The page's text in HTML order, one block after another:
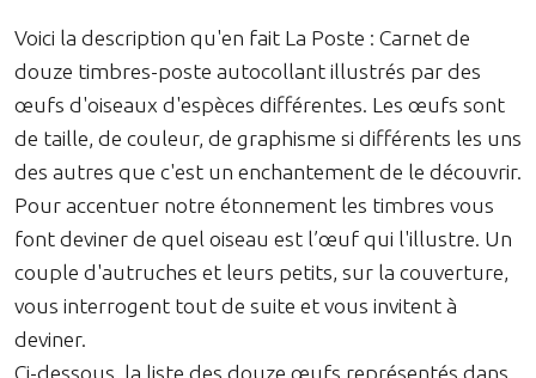
Voici la description qu'en fait La Poste : Carnet de
douze timbres-poste autocollant illustrés par des
œufs d'oiseaux d'espèces différentes. Les œufs sont
de taille, de couleur, de graphisme si différents les uns
des autres que c'est un enchantement de le découvrir.
Pour accentuer notre étonnement les timbres vous
font deviner de quel oiseau est l’œuf qui l'illustre. Un
couple d'autruches et leurs petits, sur la couverture,
vous interrogent tout de suite et vous invitent à
deviner.
Ci-dessous, la liste des douze œufs représentés dans